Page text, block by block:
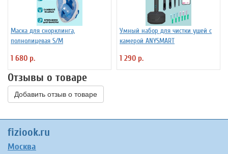
Маска для снорклинга,
полнолицевая S/M
1 680 р.
Умный набор для чистки ушей с
камерой ANYSMART
1 290 р.
Отзывы о товаре
Добавить отзыв о товаре
fiziook.ru
Москва